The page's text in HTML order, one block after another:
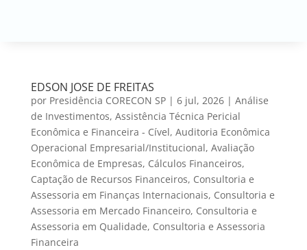
EDSON JOSE DE FREITAS
por Presidência CORECON SP| 6 jul, 2026| Análise
de Investimentos, Assistência Técnica Pericial
Econômica e Financeira - Cível, Auditoria Econômica
Operacional Empresarial/Institucional, Avaliação
Econômica de Empresas, Cálculos Financeiros,
Captação de Recursos Financeiros, Consultoria e
Assessoria em Finanças Internacionais, Consultoria e
Assessoria em Mercado Financeiro, Consultoria e
Assessoria em Qualidade, Consultoria e Assessoria
Financeira